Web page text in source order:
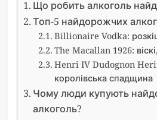
Що робить алкоголь
Топ-5 найдорожчих
Billionaire Vodka:
The Macallan 1926:
Henri IV Dudognon
королівська спадщина
Чому люди купують
алкоголь?